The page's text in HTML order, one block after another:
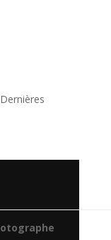
Dernières